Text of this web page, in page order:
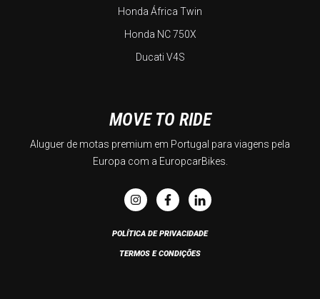
Honda África Twin
Honda NC 750X
Ducati V4S
MOVE TO RIDE
Aluguer de motas premium em Portugal para viagens pela
Europa com a EuropcarBikes.
POLÍTICA DE PRIVACIDADE
TERMOS E CONDIÇÕES